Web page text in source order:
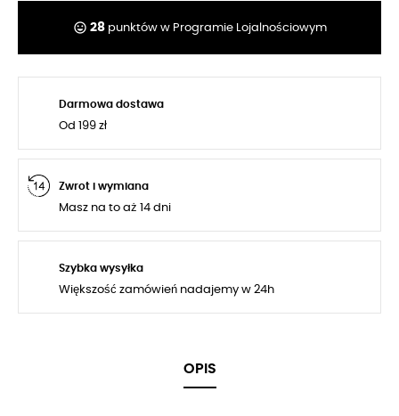
tag_faces 28punktów w Programie Lojalnościowym
Darmowa dostawa
Od 199 zł
Zwrot i wymiana
Masz na to aż 14 dni
Szybka wysyłka
Większość zamówień nadajemy w 24h
OPIS